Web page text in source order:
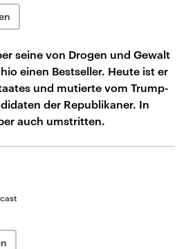
seine von Drogen und Gewalt
einen Bestseller. Heute ist er
und mutierte vom Trump-
der Republikaner. In
auch umstritten.